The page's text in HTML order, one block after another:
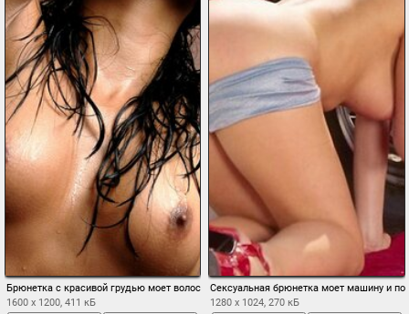
Брюнетка с красивой грудью моет волосы
1600 x 1200, 411 кБ
Сексуальная брюнетка моет машину и
1280 x 1024, 270 кБ